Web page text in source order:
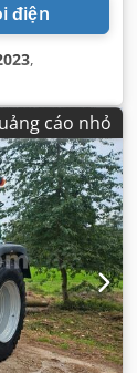
điện
,
cáo nhỏ